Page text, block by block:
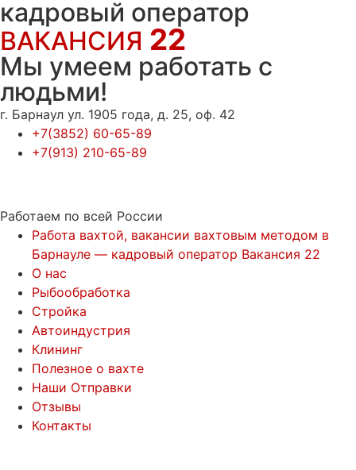
кадровый оператор
ВАКАНСИЯ 22
Мы умеем работать с
людьми!
г. Барнаул ул. 1905 года, д. 25, оф. 42
+7(3852) 60-65-89
+7(913) 210-65-89
Работаем по всей России
Работа вахтой, вакансии вахтовым методом в
Барнауле — кадровый оператор Вакансия 22
О нас
Рыбообработка
Стройка
Автоиндустрия
Клининг
Полезное о вахте
Наши Отправки
Отзывы
Контакты